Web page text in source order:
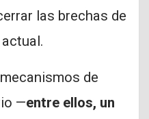
las brechas de
de
—entre ellos, un